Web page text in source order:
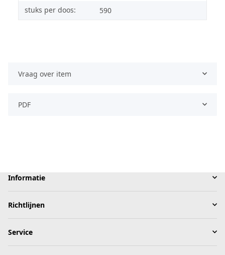
stuks per doos: 590
Vraag over item
PDF
Informatie
Richtlijnen
Service